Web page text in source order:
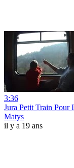
3:36
Jura Petit Train Pour
Matys
il y a 19 ans